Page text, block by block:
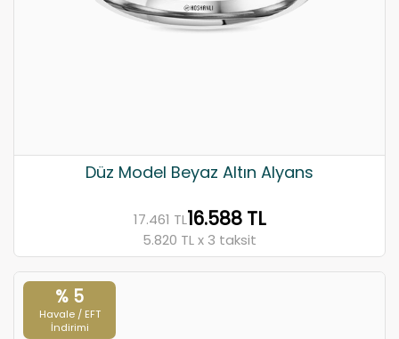
Düz Model Beyaz Altın Alyans
17.461 TL16.588 TL
5.820 TL x 3 taksit
% 5
Havale / EFT
İndirimi